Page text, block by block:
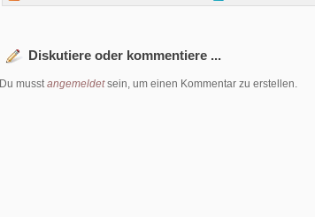
Diskutiere oder kommentiere ...
Du musstangemeldetsein, um einen Kommentar zu erstellen.